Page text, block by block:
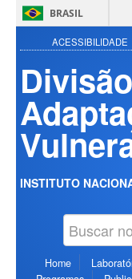
BRASIL
ACESSIBILIDADE
INSTITUTO
Home